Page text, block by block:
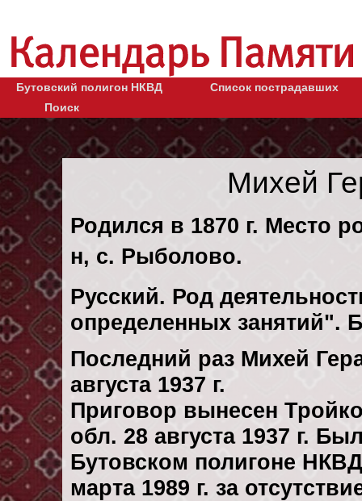
Бутовский полигон НКВД
Список пострадавших
Поиск
Михей
Родился в 1870 г. Место
н, с. Рыболово.
Русский. Род
определенных занятий".
Последний раз Михей
августа 1937 г.
Приговор вынесен
обл. 28 августа 1937 г.
Бутовском полигоне
марта 1989 г. за